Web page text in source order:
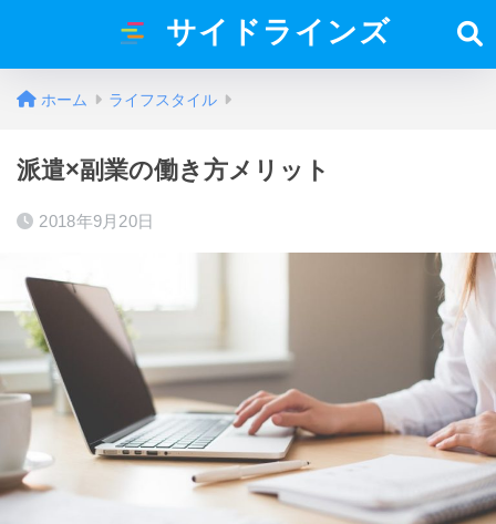
サイドラインズ
ホーム ライフスタイル
派遣×副業の働き方メリット
2018年9月20日